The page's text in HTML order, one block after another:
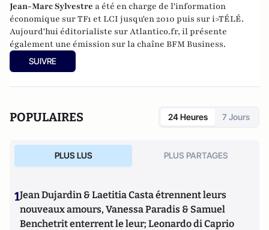
Jean-Marc Sylvestre a été en charge de l'information
économique sur TF1 et LCI jusqu'en 2010 puis sur i>TÉLÉ.
Aujourd'hui éditorialiste sur Atlantico.fr, il présente
également une émission sur la chaîne BFM Business.
SUIVRE
POPULAIRES 24 Heures 7 Jours
PLUS LUS PLUS PARTAGES
1Jean Dujardin & Laetitia Casta étrennent leurs
nouveaux amours, Vanessa Paradis & Samuel
Benchetrit enterrent le leur; Leonardo di Caprio